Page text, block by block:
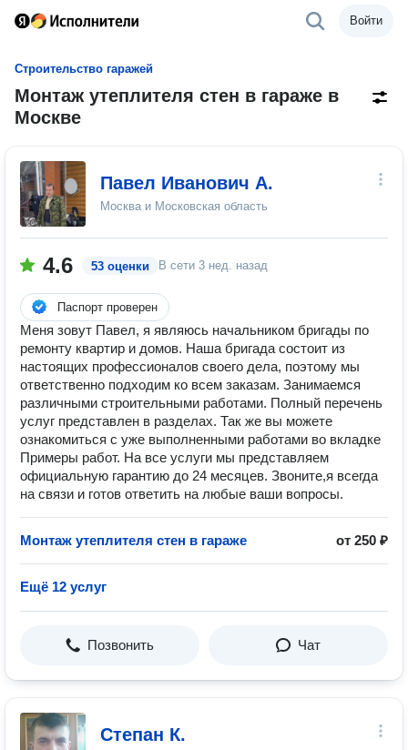
Войти
Строительство гаражей
Монтаж утеплителя стен в гараже в
Москве
Павел Иванович А.
Москва и Московская область
4.6 53 оценки В сети 3 нед. назад
Паспорт проверен
Меня зовут Павел, я являюсь начальником бригады по
ремонту квартир и домов. Наша бригада состоит из
настоящих профессионалов своего дела, поэтому мы
ответственно подходим ко всем заказам. Занимаемся
различными строительными работами. Полный перечень
услуг представлен в разделах. Так же вы можете
ознакомиться с уже выполненными работами во вкладке
Примеры работ. На все услуги мы представляем
официальную гарантию до 24 месяцев. Звоните,я всегда
на связи и готов ответить на любые ваши вопросы.
Монтаж утеплителя стен в гараже от 250 ₽
Ещё 12 услуг
Позвонить Чат
Степан К.